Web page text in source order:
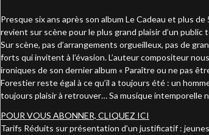
Presque six ans après son album Le Cadeau et plus
revient sur scène pour le plus grand plaisir d’un
Sur scène, pas d’arrangements orgueilleux, pas de
forts qui invitent à l’évasion. L’auteur compositeur
ironiques de son dernier album « Paraître ou ne pas
Forestier reste égal à ce qu’il a toujours été : un
toujours plaisir à retrouver… Sa musique intemporelle
POUR VOUS ABONNER, CLIQUEZ ICI
Tarifs Réduits sur présentation d’un justificatif :